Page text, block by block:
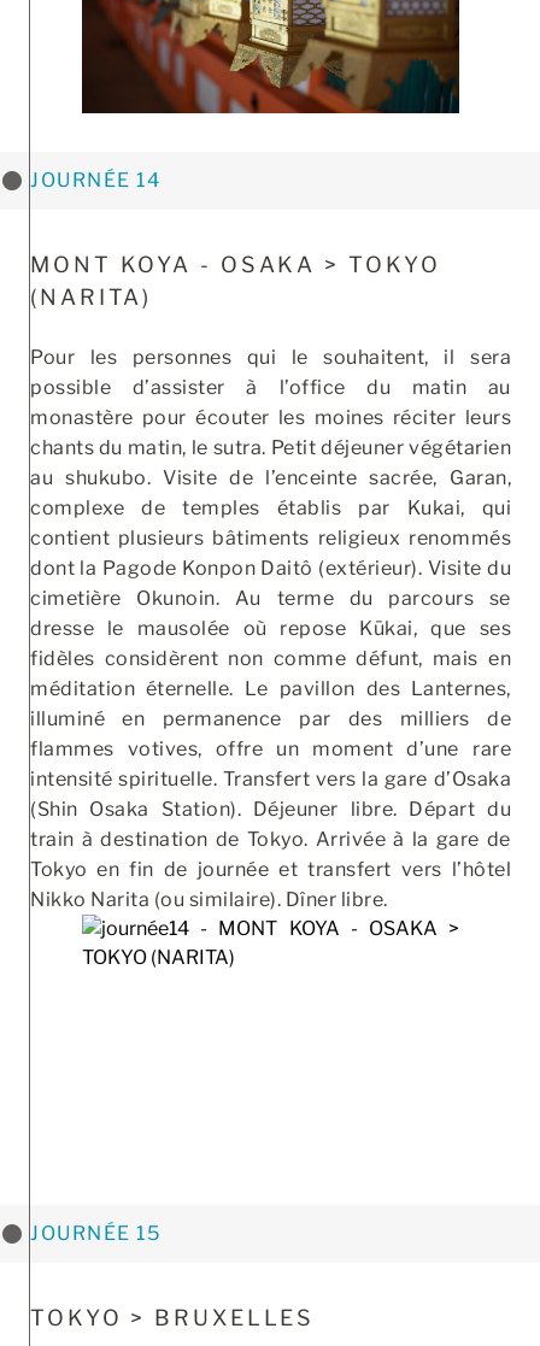
JOURNÉE 14
MONT KOYA - OSAKA > TOKYO
(NARITA)
Pour les personnes qui le souhaitent, il sera
possible d’assister à l’office du matin au
monastère pour écouter les moines réciter leurs
chants du matin, le sutra. Petit déjeuner végétarien
au shukubo. Visite de l’enceinte sacrée, Garan,
complexe de temples établis par Kukai, qui
contient plusieurs bâtiments religieux renommés
dont la Pagode Konpon Daitô (extérieur). Visite du
cimetière Okunoin. Au terme du parcours se
dresse le mausolée où repose Kūkai, que ses
fidèles considèrent non comme défunt, mais en
méditation éternelle. Le pavillon des Lanternes,
illuminé en permanence par des milliers de
flammes votives, offre un moment d’une rare
intensité spirituelle. Transfert vers la gare d’Osaka
(Shin Osaka Station). Déjeuner libre. Départ du
train à destination de Tokyo. Arrivée à la gare de
Tokyo en fin de journée et transfert vers l’hôtel
Nikko Narita (ou similaire). Dîner libre.
JOURNÉE 15
TOKYO > BRUXELLES